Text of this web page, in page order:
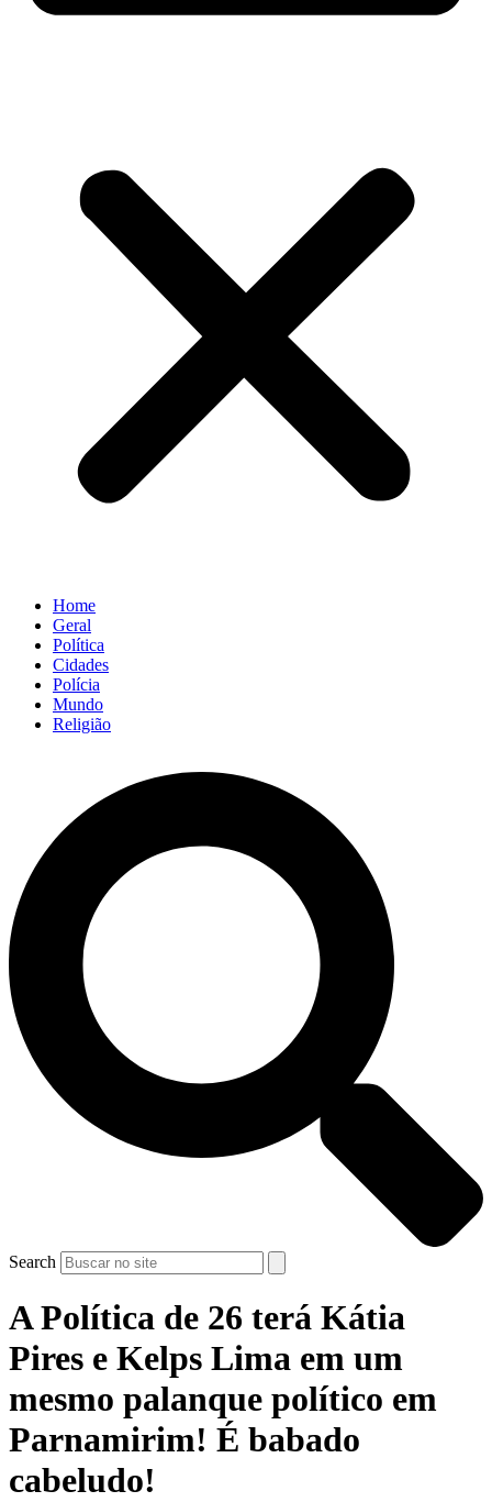
Home
Geral
Política
Cidades
Polícia
Mundo
Religião
Search
A Política de 26 terá Kátia
Pires e Kelps Lima em um
mesmo palanque político em
Parnamirim! É babado
cabeludo!